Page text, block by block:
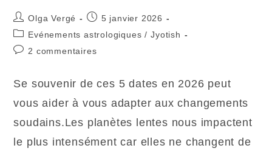
Auteur/autrice
de
la
publication :
Olga Vergé
Publication
publiée :
5 janvier 2026
Post
category:
Evénements astrologiques / Jyotish
Commentaires
publication :
2 commentaires
Se souvenir de ces 5 dates en 2026 peut
vous aider à vous adapter aux changements
soudains.Les planètes lentes nous impactent
le plus intensément car elles ne changent de